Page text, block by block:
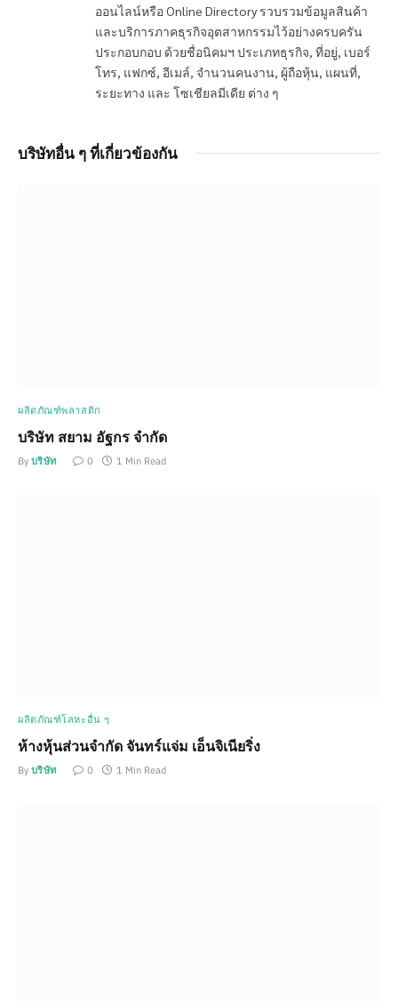
ออนไลน์หรือ Online Directory รวบรวมข้อมูลสินค้า
และบริการภาคธุรกิจอุตสาหกรรมไว้อย่างครบครัน
ประกอบกอบ ด้วยชื่อนิคมฯ ประเภทธุรกิจ, ที่อยู่, เบอร์
โทร, แฟกซ์, อีเมล์, จำนวนคนงาน, ผู้ถือหุ้น, แผนที่,
ระยะทาง และ โซเชียลมีเดีย ต่าง ๆ
บริษัทอื่น ๆ ที่เกี่ยวข้องกัน
ผลิตภัณฑ์พลาสติก
บริษัท สยาม อัฐกร จำกัด
By บริษัท 0 1 Min Read
ผลิตภัณฑ์โลหะอื่น ๆ
ห้างหุ้นส่วนจำกัด จันทร์แจ่ม เอ็นจิเนียริ่ง
By บริษัท 0 1 Min Read